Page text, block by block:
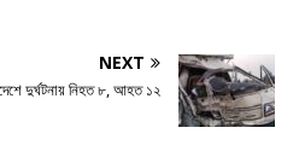
NEXT
দুর্ঘটনায় নিহত ৮, আহত ১২